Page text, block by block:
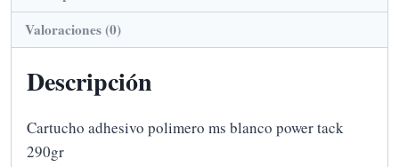
290
MLValoraciones (0)
Descripción
Cartucho adhesivo polimero ms blanco power tack
290gr